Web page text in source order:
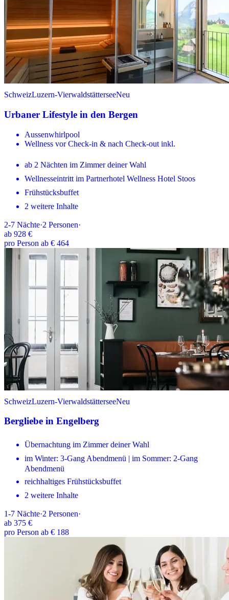
SchweizLuzern-VierwaldstätterseeNeu
Urbaner Lifestyle in den Bergen
Aussenwhirlpool
Wellness vor Check-in & nach Check-out inkl.
ab 2 Nächten im Zimmer deiner Wahl
Wellnesseintritt im Partnerhotel Wellness Hotel Stoos
Frühstücksbuffet
2 weitere Inhalte
2-7 Nächte·2 Personen·
ab 928 €
pro Person ab € 464
SchweizLuzern-VierwaldstätterseeNeu
Bergliebe in Engelberg
Übernachtung im Zimmer deiner Wahl
im Winter: 3-Gang Abendmenü | im Sommer: 2-Gang
Abendmenü
reichhaltiges Frühstücksbuffet
2 weitere Inhalte
1-7 Nächte·2 Personen·
ab 375 €
pro Person ab € 188